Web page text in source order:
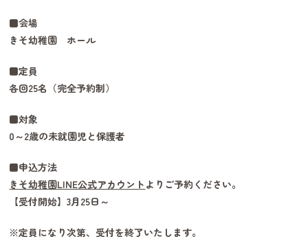
■会場
きそ幼稚園 ホール
■定員
各回25名（完全予約制）
■対象
0～2歳の未就園児と保護者
■申込方法
きそ幼稚園LINE公式アカウント よりご予約ください。
【受付開始】3月25日～
※定員になり次第、受付を終了いたします。